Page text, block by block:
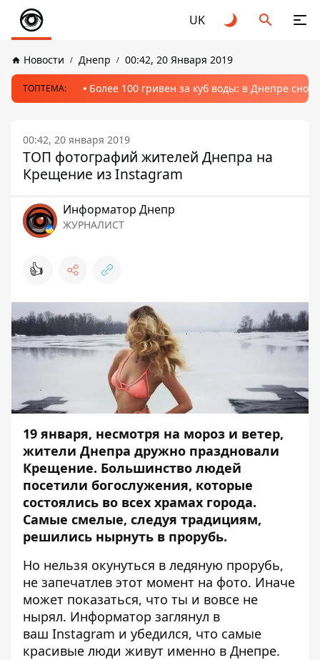
UK
Новости Днепр 00:42, 20 Января 2019
ТОПТЕМА: Более 100 гривен за куб воды: в Днепре
00:42, 20 января 2019
ТОП фотографий жителей Днепра на
Крещение из Instagram
Информатор Днепр
ЖУРНАЛИСТ
👍
19 января, несмотря на мороз и ветер,
жители Днепра дружно праздновали
Крещение. Большинство людей
посетили богослужения, которые
состоялись во всех храмах города.
Самые смелые, следуя традициям,
решились нырнуть в прорубь.
Но нельзя окунуться в ледяную прорубь,
не запечатлев этот момент на фото. Иначе
может показаться, что ты и вовсе не
нырял. Информатор заглянул в
ваш Instagram и убедился, что самые
красивые люди живут именно в Днепре.